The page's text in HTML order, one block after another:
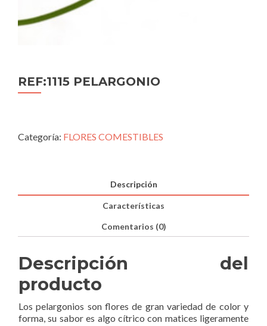
REF:1115 PELARGONIO
Categoría: FLORES COMESTIBLES
Descripción
Características
Comentarios (0)
Descripción del
producto
Los pelargonios son flores de gran variedad de color y
forma, su sabor es algo cítrico con matices ligeramente